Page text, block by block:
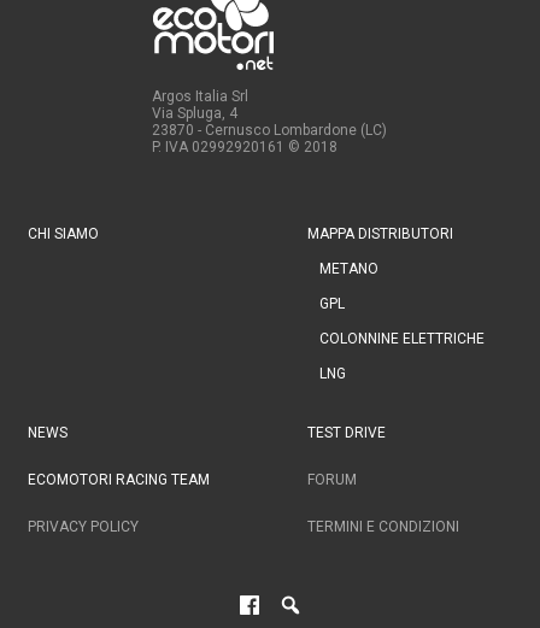
Argos Italia Srl
Via Spluga, 4
23870 - Cernusco Lombardone (LC)
P. IVA 02992920161 © 2018
CHI SIAMO MAPPA DISTRIBUTORI
METANO
GPL
COLONNINE ELETTRICHE
LNG
NEWS TEST DRIVE
ECOMOTORI RACING TEAM FORUM
PRIVACY POLICY TERMINI E CONDIZIONI